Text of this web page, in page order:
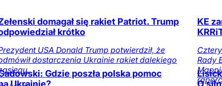
domagał się rakiet Patriot. Trump
krótko
USA Donald Trump potwierdził, że
dostarczenia Ukrainie rakiet dalekiego
KE
Rady
Gdzie poszła polska pomoc
Ukrainie?
O